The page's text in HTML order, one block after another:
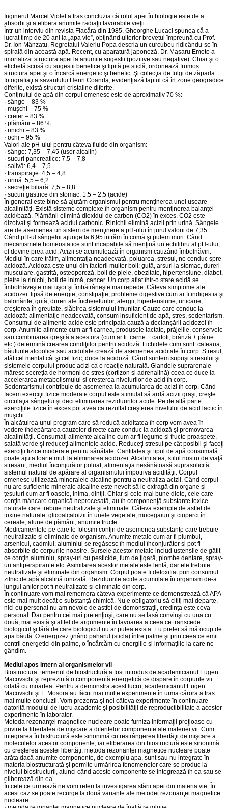
Inginerul Marcel Violet a tras concluzia că rolul apei în biologie este de a
absorbi şi a elibera anumite radiaţii favorabile vieţii.
Într-un interviu din revista Flacăra din 1985, Gheorghe Lucaci spunea că a
lucrat timp de 20 ani la „apa vie”, obţinând ulterior brevetul împreună cu Prof.
Dr. Ion Mânzatu. Regretatul Valeriu Popa descria un curcubeu ridicându-se în
spirală din această apă. Recent, cu aparatură japoneză, Dr. Masaru Emoto a
imortalizat structura apei la anumite sugestii (pozitive sau negative). Chiar şi o
etichetă scrisă cu sugestii benefice şi lipită pe sticlă, ordonează frumos
structura apei şi o încarcă energetic şi benefic. Şi colecţia de fulgi de zăpada
fotografiaţi a savantului Henri Coanda, evidenţiază faptul că în zone geogradice
diferite, există structuri cristaline diferite.
Conţinutul de apă din corpul omenesc este de aproximativ 70 %:
· sânge – 83 %
· muşchi – 75 %
· creier – 83 %
· plămâni – 86 %
· rinichi – 83 %
· ochi – 95 %
Valori ale pH-ului pentru câteva fluide din organism:
· sânge: 7,35 – 7,45 (uşor alcalin)
· sucuri pancreatice: 7,5 – 7,8
· salivă: 6,4 – 7,5
· transpiraţie: 4,5 – 4,8
· urină: 5,5 – 6,2
· secreţie biliară: 7,5 – 8,8
· sucuri gastrice din stomac: 1,5 – 2,5 (acide)
În general este bine să ajutăm organismul pentru menţinerea unei uşoare
alcalinităţi. Există sisteme complexe în organism pentru menţinerea balanţei
acid/bază. Plămânii elimină dioxidul de carbon (CO2) în exces. CO2 este
dizolvat şi formează acidul carbonic. Rinichii elimină acizii prin urină. Sângele
are de asemenea un sistem de menţinere a pH-ului în jurul valorii de 7,35.
Când pH-ul sângelui ajunge la 6,95 intrăm în comă şi putem muri. Când
mecanismele homeostatice sunt incapabile să menţină un echilibru al pH-ului,
el devine prea acid. Acizii se acumulează în organism cauzând îmbolnăviri.
Mediul în care trăim, alimentaţia neadecvată, poluarea, stresul, ne conduc spre
acidoză. Acidoza este unul din factorii multor boli: gută, arsuri la stomac, dureri
musculare, gastrită, osteoporoză, boli de piele, obezitate, hipertensiune, diabet,
pietre la rinichi, boli de inimă, cancer. Un corp aflat într-o stare acidă se
îmbolnăveşte mai uşor şi îmbătrâneşte mai repede. Câteva simptome ale
acidozei: lipsă de energie, constipaţie, probleme digestive cum ar fi indigestia şi
balonările, gută, dureri ale încheieturilor, alergii, hipertensiune, urticarie,
creşterea în greutate, slăbirea sistemului imunitar. Cauze care conduc la
acidoză: alimentaţie neadecvată, consum insuficient de apă, stres, sedentarism.
Consumul de alimente acide este principala cauză a declanşării acidozei în
corp. Anumite alimente cum ar fi carnea, produsele lactate, prăjelile, conservele
sau combinarea greşită a acestora (cum ar fi: carne + cartofi; brânză + pâine
etc.) determină crearea condiţiilor pentru acidoză. Lichidele cum sunt: cafeaua,
băuturile alcoolice sau acidulate crează de asemenea aciditate în corp. Stresul,
atât cel mental cât şi cel fizic, duce la acidoză. Când suntem supuşi stresului şi
sistemele corpului produc acizi ca o reacţie naturală. Glandele suprarenale
măresc secreţia de hormoni de stres (cortizon şi adrenalină) ceea ce duce la
accelerarea metabolismului şi creşterea nivelurilor de acid în corp.
Sedentarismul contribuie de asemenea la acumularea de acizi în corp. Când
facem exerciţii fizice moderate corpul este stimulat să ardă acizii graşi, creşte
circulaţia sângelui şi deci eliminarea reziduurilor acide. Pe de altă parte
exerciţiile fizice în exces pot avea ca rezultat creşterea nivelului de acid lactic în
muşchi.
În alcătuirea unui program care să reducă aciditatea în corp vom avea în
vedere îndepărtarea cauzelor directe care conduc la acidoză şi promovarea
alcalinităţii. Consumaţi alimente alcaline cum ar fi legume şi fructe proaspete,
salată verde şi reduceţi alimentele acide. Reduceţi stresul pe cât posibil şi faceţi
exerciţii fizice moderate pentru sănătate. Cantitatea şi tipul de apă consumată
poate ajuta foarte mult la eliminarea acidozei. Alcalinitatea, stilul nostru de viaţă
stresant, mediul înconjurător poluat, alimentaţia nesănătoasă suprasolicită
sistemul natural de apărare al organismului împotriva acidităţii. Corpul
omenesc utilizează mineralele alcaline pentru a neutraliza acizii. Când corpul
nu are suficiente minerale alcaline este nevoit să le extragă din organe şi
ţesuturi cum ar fi oasele, inima, dinţii. Chiar şi cele mai bune diete, cele care
conţin mâncare organică neprocesată, au în componenţă substante toxice
naturale care trebuie neutralizate şi eliminate. Câteva exemple de astfel de
toxine naturale: glicoalcaloizii în unele vegetale, mucegaiuri şi ciuperci în
cereale, alune de pământ, anumite fructe.
Medicamentele pe care le folosim conţin de asemenea substanţe care trebuie
neutralizate şi eliminate de organism. Anumite metale cum ar fi plumbul,
arsenicul, cadmiul, aluminiul se regăsesc în mediul înconjurător şi pot fi
absorbite de corpurile noastre. Sursele acestor metale includ ustensile de gătit
ce conţin aluminiu, spray-uri cu pesticide, fum de ţigară, plombe dentare, spray-
uri antiperspirante etc. Asimilarea acestor metale este lentă, dar ele trebuie
neutralizate şi eliminate din organism. Corpul poate fi detoxifiat prin consumul
zilnic de apă alcalină ionizată. Reziduurile acide acumulate în organism de-a
lungul anilor pot fi neutralizate şi eliminate din corp.
În continuare vom mai rememora câteva experimente ce demonstrează că APA
este mai mult decât o substanţă chimică. Nu e obligatoriu să citiţi mai departe,
nici eu personal nu am nevoie de astfel de demonstraţii, credinţa este ceva
personal. Dar pentru cei mai pretenţioşi, care nu se lasă convinşi cu una cu
două, mai există şi altfel de argumente în favoarea a ceea ce transcede
biologicul şi fără de care biologicul nu ar putea exista. Eu prefer să mă ocup de
apa băută. O energizez ţinând paharul (sticla) între palme şi prin ceea ce emit
centrii energetici din palme, o încărcăm cu energiile şi informaţiile la care ne
gândim.
Mediul apos intern al organismelor vii
Biostructura: termenul de biostructură a fost introdus de academicianul Eugen
Macovschi şi reprezintă o componentă energetică ce dispare în corpurile vii
odată cu moartea. Pentru a demonstra acest lucru, academicianul Eugen
Macovschi şi F. Mosora au făcut mai multe experimente în urma cărora a tras
mai multe concluzii. Vom prezenta şi noi câteva experimente în continuare
datorită modului de lucru academic şi posibilităţii de reproductibilitate a acestor
experimente în laborator.
Metoda rezonanţei magnetice nucleare poate furniza informaţii preţioase cu
privire la libertatea de mişcare a diferitelor componente ale materiei vii. Cum
integrarea în bistructură este sinonimă cu restrângerea libertăţii de mişcare a
moleculelor acestor componente, iar eliberarea din biostructură este sinonimă
cu creşterea acestei libertăţi, metoda rezonanţei magnetice nucleare poate
arăta dacă anumite componente, de exemplu apa, sunt sau nu integrate în
materia biostructurată şi permite urmărirea fenomenelor care se produc la
nivelul biostructurii, atunci când aceste componente se integrează în ea sau se
eliberează din ea.
În cele ce urmează ne vom referi la investigarea stării apei din materia vie. În
acest caz se poate recurge la două variante ale metodei rezonanţei magnetice
nucleare: